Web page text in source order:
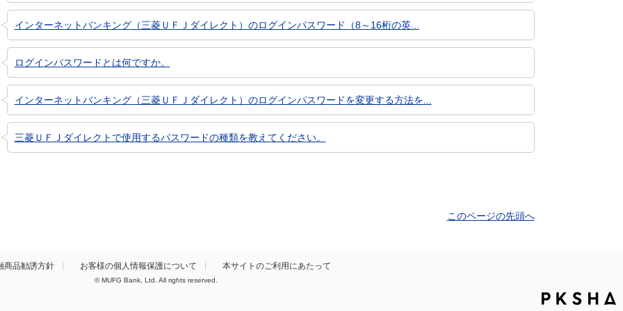
インターネットバンキング（三菱ＵＦＪダイレクト）のログインパスワード（8～16桁の英...
ログインパスワードとは何ですか。
インターネットバンキング（三菱ＵＦＪダイレクト）のログインパスワードを変更する方法を...
三菱ＵＦＪダイレクトで使用するパスワードの種類を教えてください。
このページの先頭へ
商品勧誘方針 お客様の個人情報保護について 本サイトのご利用にあたって
© MUFG Bank, Ltd. All rights reserved.